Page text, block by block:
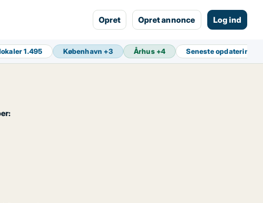
Opret Opret annonce Log ind
1.495 København +3 Århus+4 Seneste opdatering